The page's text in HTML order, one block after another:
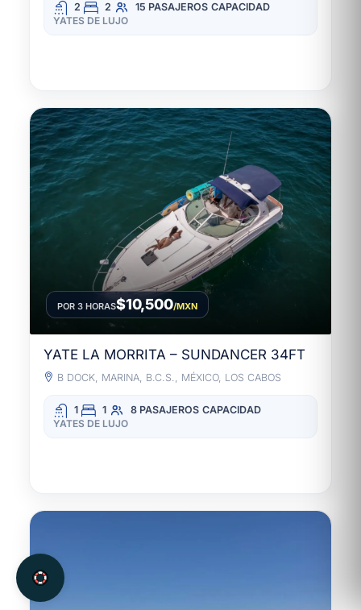
2 2 15 PASAJEROS CAPACIDAD
YATES DE LUJO
POR 3 HORAS$10,500/MXN
YATE LA MORRITA – SUNDANCER 34FT
B DOCK, MARINA, B.C.S., MÉXICO, LOS CABOS
1 1 8 PASAJEROS CAPACIDAD
YATES DE LUJO